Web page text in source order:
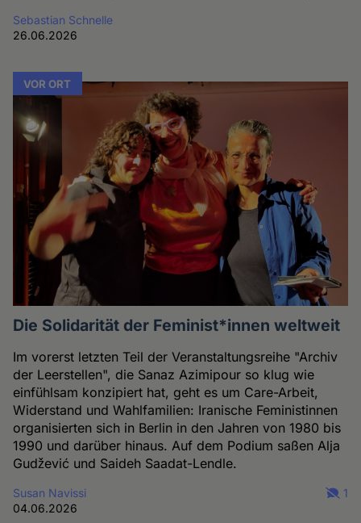
Sebastian Schnelle
26.06.2026
VOR ORT
Die Solidarität der Feminist*innen weltweit
Im vorerst letzten Teil der Veranstaltungsreihe "Archiv
der Leerstellen", die Sanaz Azimipour so klug wie
einfühlsam konzipiert hat, geht es um Care-Arbeit,
Widerstand und Wahlfamilien: Iranische Feministinnen
organisierten sich in Berlin in den Jahren von 1980 bis
1990 und darüber hinaus. Auf dem Podium saßen Alja
Gudžević und Saideh Saadat-Lendle.
Susan Navissi
04.06.2026
1